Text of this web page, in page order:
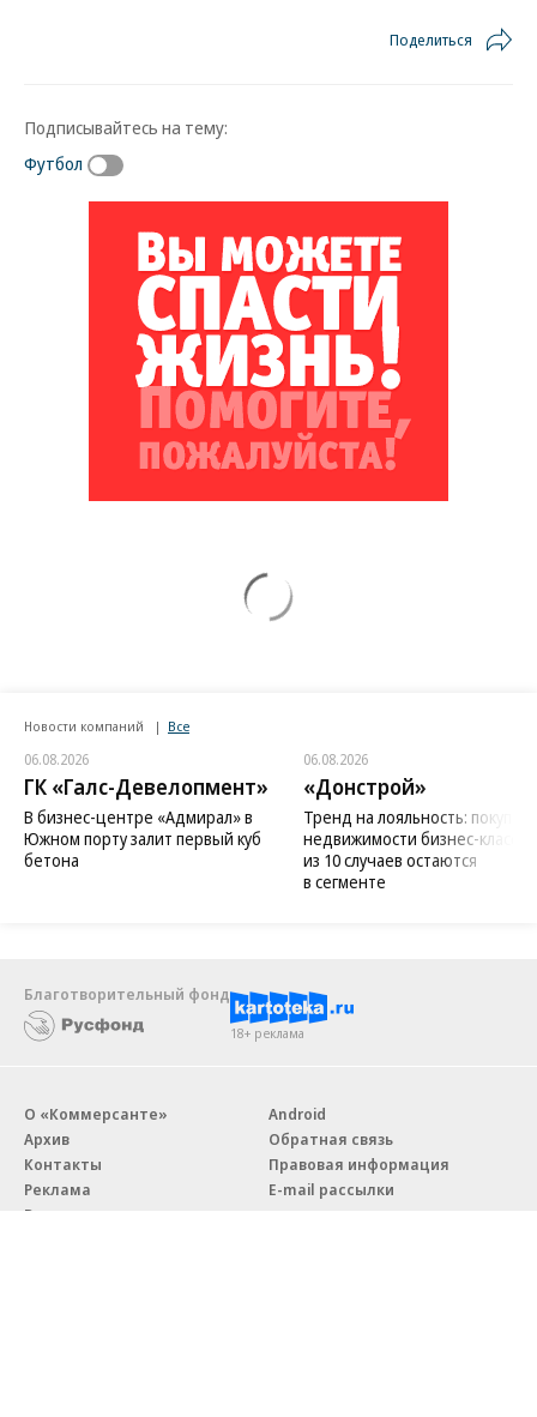
Поделиться
Подписывайтесь на тему:
Футбол
Новости компаний Все
06.08.2026
ГК «Галс-Девелопмент»
В бизнес-центре «Адмирал» в
Южном порту залит первый куб
бетона
06.08.2026
«Донстрой»
Тренд на лояльность:
недвижимости бизнес-класса
из 10 случаев остаются
в сегменте
Благотворительный фонд
18+ реклама
О «Коммерсанте»
Архив
Контакты
Реклама
Вакансии
Android
Обратная связь
Правовая информация
E-mail рассылки